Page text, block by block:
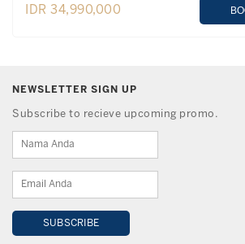
IDR 34,990,000
NEWSLETTER SIGN UP
Subscribe to recieve upcoming promo.